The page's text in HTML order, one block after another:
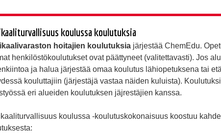
koulussa koulutuksia
hoitajien koulutuksia järjestää ChemEdu.
henkilöstökoulutukset ovat päättyneet (valitettavasti). Jos
ja halua järjestää omaa koulutus lähiopetuksena tai
kouluttajiin (järjestäjä vastaa näiden kuluista).
eri alueiden koulutuksen jäjrestäjien kanssa.
koulussa -koulutuskokonaisuus koostuu